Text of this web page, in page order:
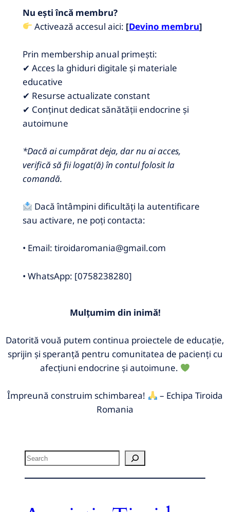
Nu ești încă membru?
Activează accesul aici: [Devino membru]
Prin membership anual primești:
✔ Acces la ghiduri digitale și materiale
educative
✔ Resurse actualizate constant
✔ Conținut dedicat sănătății endocrine și
autoimune
*Dacă ai cumpărat deja, dar nu ai acces,
verifică să fii logat(ă) în contul folosit la
comandă.
Dacă întâmpini dificultăți la autentificare
sau activare, ne poți contacta:
• Email: tiroidaromania@gmail.com
• WhatsApp: [0758238280]
Mulțumim din inimă!
Datorită vouă putem continua proiectele de educație,
sprijin și speranță pentru comunitatea de pacienți cu
afecțiuni endocrine și autoimune.
Împreună construim schimbarea!
– Echipa Tiroida
Romania